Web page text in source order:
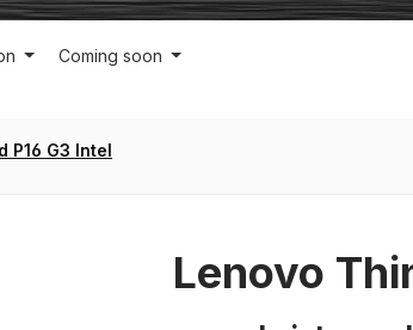
Coming soon
P16 G3 Intel
Lenovo